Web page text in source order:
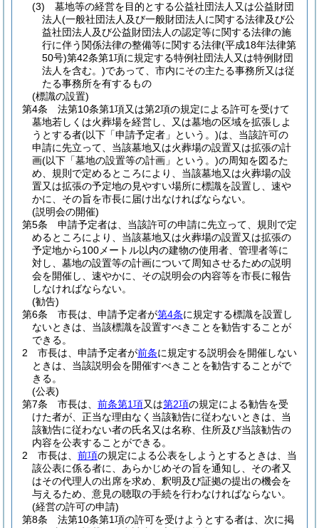
(3)
墓地等の経営を目的とする公益社団法人又は公益財団
法人(一般社団法人及び一般財団法人に関する法律及び公
益社団法人及び公益財団法人の認定等に関する法律の施
行に伴う関係法律の整備等に関する法律(平成18年法律第
50号)第42条第1項に規定する特例社団法人又は特例財団
法人を含む。)であって、市内にその主たる事務所又は従
たる事務所を有するもの
(標識の設置)
第4条
法第10条第1項又は第2項の規定による許可を受けて
墓地若しくは火葬場を経営し、又は墓地の区域を拡張しよ
うとする者(以下「申請予定者」という。)は、当該許可の
申請に先立って、当該墓地又は火葬場の設置又は拡張の計
画(以下「墓地の設置等の計画」という。)の周知を図るた
め、規則で定めるところにより、当該墓地又は火葬場の設
置又は拡張の予定地の見やすい場所に標識を設置し、速や
かに、その旨を市長に届け出なければならない。
(説明会の開催)
第5条
申請予定者は、当該許可の申請に先立って、規則で定
めるところにより、当該墓地又は火葬場の設置又は拡張の
予定地から100メートル以内の建物の使用者、管理者等に
対し、墓地の設置等の計画について周知させるための説明
会を開催し、速やかに、その説明会の内容等を市長に報告
しなければならない。
(勧告)
第6条
市長は、申請予定者が第4条に規定する標識を設置し
ないときは、当該標識を設置すべきことを勧告することが
できる。
2
市長は、申請予定者が前条に規定する説明会を開催しない
ときは、当該説明会を開催すべきことを勧告することがで
きる。
(公表)
第7条
市長は、 前条第1項又は第2項の規定による勧告を受
けた者が、正当な理由なく当該勧告に従わないときは、当
該勧告に従わない者の氏名又は名称、住所及び当該勧告の
内容を公表することができる。
2
市長は、 前項の規定による公表をしようとするときは、当
該公表に係る者に、あらかじめその旨を通知し、その者又
はその代理人の出席を求め、釈明及び証拠の提出の機会を
与えるため、意見の聴取の手続を行わなければならない。
(経営の許可の申請)
第8条
法第10条第1項の許可を受けようとする者は、次に掲